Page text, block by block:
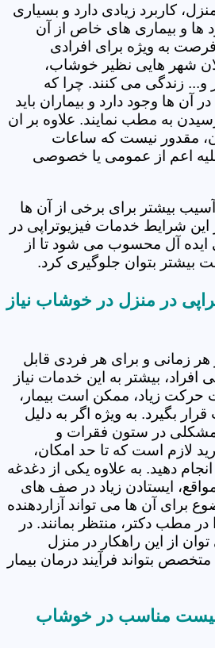
کاربرد زیادی دارد و بسیاری
ها و بیماری های خاص از آن
به ویژه برای افرادی
شهر هایی نظیر خوشاب،
و... زندگی می کنند. چرا که
آن ها وجود دارد و بیماران باید
به مطب نمایند. علاوه بر ان
مقدور نیست که ساعات
اعم از عمومی یا خصوصی
بیشتر برای برخی از آن ها
شرایط خدمات فیزیوتراپی در
ایده آل محسوب می شود تا از
بیشتر بتوان جلوگیری کرد.
در منزل در خوشاب نیاز
هر زمانی و برای هر فردی قابل
افراد، بیشتر به این خدمات نیاز
حرکت زیاد، ممکن است بیمار،
بگیرد. به ویژه اگر به دلیل
در ستون فقرات و
لازم است که تا حد امکان،
دهید. به علاوه یکی از دغدغه
ایستادن زیاد در صف های
برای آن ها می تواند آزاردهنده
مطب دکتر، منتظر بمانند. در
از این راهکار در منزل
بتواند فرآیند درمان بیمار
مناسب در خوشاب